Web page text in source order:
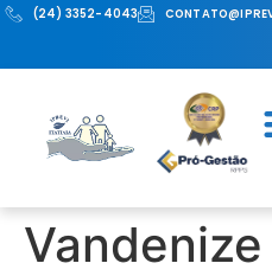
(24) 3352-4043